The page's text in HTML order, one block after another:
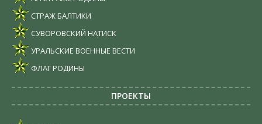
СТРАЖ БАЛТИКИ
СУВОРОВСКИЙ НАТИСК
УРАЛЬСКИЕ ВОЕННЫЕ ВЕСТИ
ФЛАГ РОДИНЫ
ПРОЕКТЫ